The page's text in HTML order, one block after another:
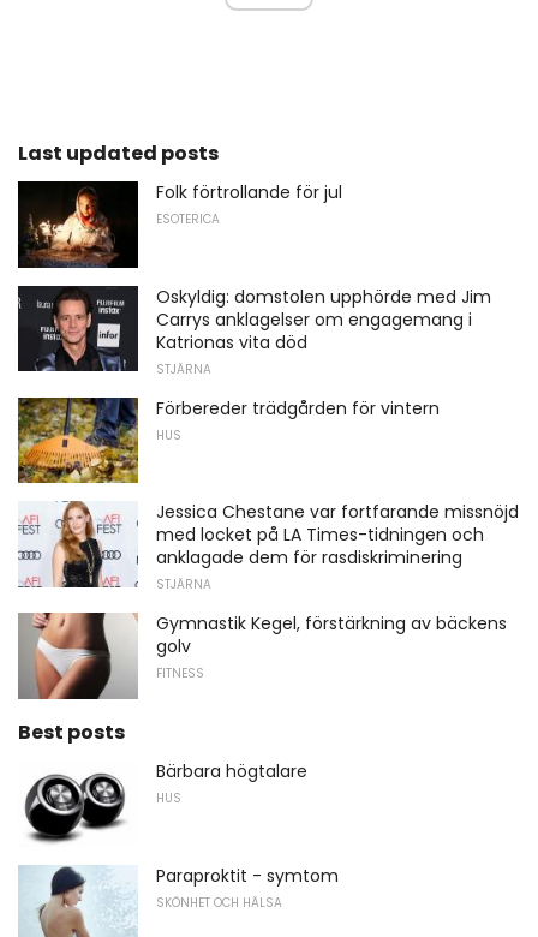
Last updated posts
Folk förtrollande för jul
ESOTERICA
Oskyldig: domstolen upphörde med Jim
Carrys anklagelser om engagemang i
Katrionas vita död
STJÄRNA
Förbereder trädgården för vintern
HUS
Jessica Chestane var fortfarande missnöjd
med locket på LA Times-tidningen och
anklagade dem för rasdiskriminering
STJÄRNA
Gymnastik Kegel, förstärkning av bäckens
golv
FITNESS
Best posts
Bärbara högtalare
HUS
Paraproktit - symtom
SKÖNHET OCH HÄLSA